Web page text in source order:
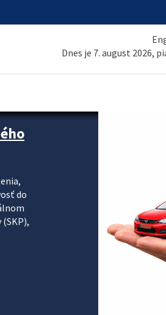
Dnes je 7. august 2026,
do